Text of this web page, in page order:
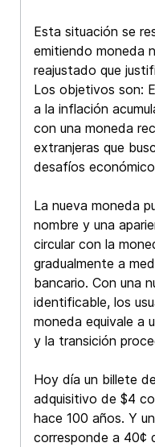
Esta situación se
emitiendo moneda
reajustado que
Los objetivos son:
a la inflación
con una moneda
extranjeras que
desafíos
La nueva moneda
nombre y una
circular con la
gradualmente a
bancario. Con una
identificable, los
moneda equivale a
y la transición
Hoy día un billete
adquisitivo de $4
hace 100 años. Y
corresponde a 40¢